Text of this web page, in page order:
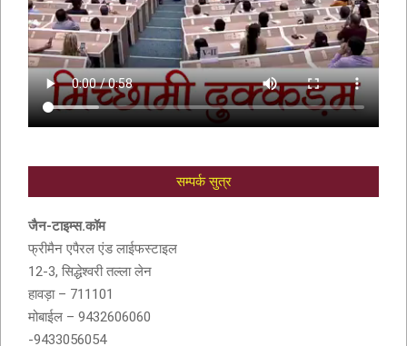
आदरणीय सुशीला देवी बांठिया (SUSHILA DEVI
सम्पर्क सुत्र
जैन-टाइम्स.कॉम
फ्रीमैन एपैरल एंड लाईफस्टाइल
12-3, सिद्धेश्वरी तल्ला लेन
हावड़ा – 711101
मोबाईल – 9432606060
-9433056054